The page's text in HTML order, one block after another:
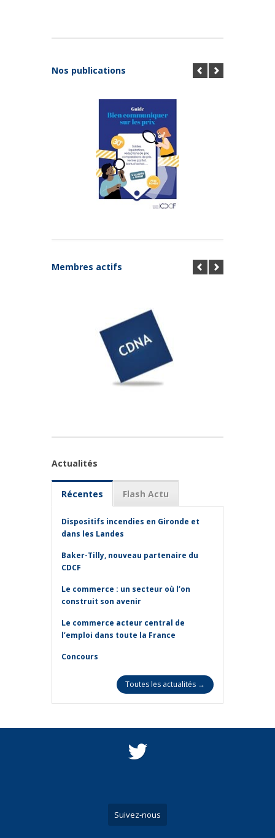
Nos publications
Membres actifs
Actualités
Récentes Flash Actu
Dispositifs incendies en Gironde et
dans les Landes
Baker-Tilly, nouveau partenaire du
CDCF
Le commerce : un secteur où l’on
construit son avenir
Le commerce acteur central de
l’emploi dans toute la France
Concours
Toutes les actualités →
Suivez-nous